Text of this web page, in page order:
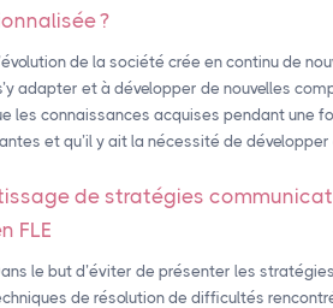
?
de la société crée en continu de
adapter et à développer de nouvelles
les connaissances acquises pendant une
et qu’il y ait la nécessité de développer
de stratégies
FLE
le but d’éviter de présenter les
de résolution de difficultés